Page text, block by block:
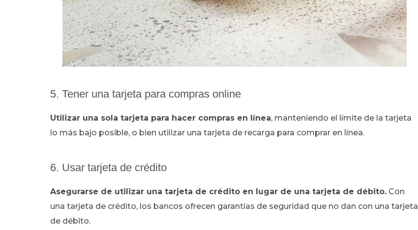
5. Tener una tarjeta para compras online
Utilizar una sola tarjeta para hacer compras en línea, manteniendo el límite de la tarjeta
lo más bajo posible, o bien utilizar una tarjeta de recarga para comprar en línea.
6. Usar tarjeta de crédito
Asegurarse de utilizar una tarjeta de crédito en lugar de una tarjeta de débito. Con
una tarjeta de crédito, los bancos ofrecen garantías de seguridad que no dan con una tarjeta
de débito.